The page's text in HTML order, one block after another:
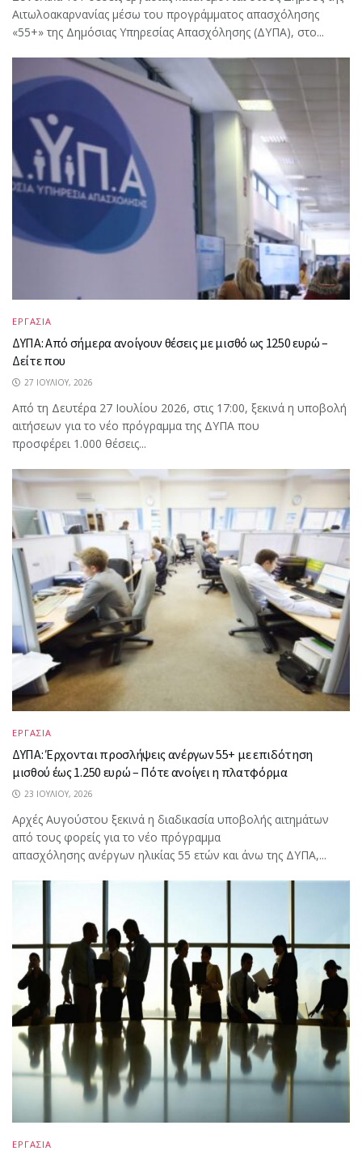
Αιτωλοακαρνανίας μέσω του προγράμματος απασχόλησης
«55+» της Δημόσιας Υπηρεσίας Απασχόλησης (ΔΥΠΑ), στο...
ΕΡΓΑΣΙΑ
ΔΥΠΑ: Από σήμερα ανοίγουν θέσεις με μισθό ως 1250 ευρώ –
Δείτε που
27 ΙΟΥΛΊΟΥ, 2026
Από τη Δευτέρα 27 Ιουλίου 2026, στις 17:00, ξεκινά η υποβολή
αιτήσεων για το νέο πρόγραμμα της ΔΥΠΑ που
προσφέρει 1.000 θέσεις...
ΕΡΓΑΣΙΑ
ΔΥΠΑ: Έρχονται προσλήψεις ανέργων 55+ με επιδότηση
μισθού έως 1.250 ευρώ – Πότε ανοίγει η πλατφόρμα
23 ΙΟΥΛΊΟΥ, 2026
Αρχές Αυγούστου ξεκινά η διαδικασία υποβολής αιτημάτων
από τους φορείς για το νέο πρόγραμμα
απασχόλησης ανέργων ηλικίας 55 ετών και άνω της ΔΥΠΑ,...
ΕΡΓΑΣΙΑ